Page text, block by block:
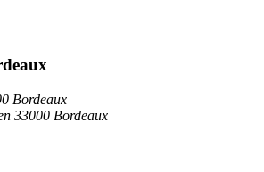
Bordeaux
33000 Bordeaux